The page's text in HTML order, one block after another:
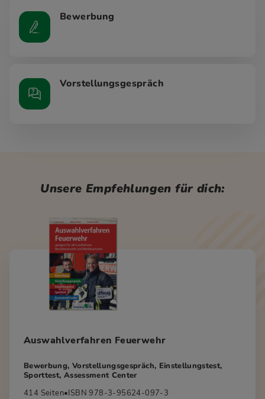
Bewerbung
Vorstellungsgespräch
Unsere Empfehlungen für dich:
Auswahlverfahren Feuerwehr
Bewerbung, Vorstellungsgespräch, Einstellungstest,
Sporttest, Assessment Center
414 Seiten•ISBN 978-3-95624-097-3